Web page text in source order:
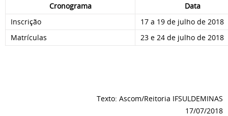
Cronograma
Data
Inscrição
17 a 19 de julho de 2018
Matrículas
23 e 24 de julho de 2018
Texto: Ascom/Reitoria IFSULDEMINAS
17/07/2018